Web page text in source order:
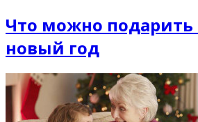
Что можно подарить
новый год